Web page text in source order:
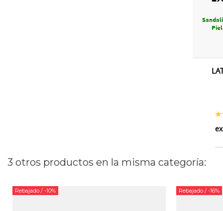
3 otros productos en la misma categoría:
Rebajado / -10% Rebajado / -16%